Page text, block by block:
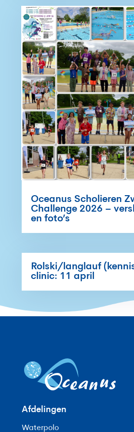
Oceanus Scholieren
Challenge 2026 –
en foto’s
Rolski/langlauf
clinic: 11 april
Afdelingen
Waterpolo